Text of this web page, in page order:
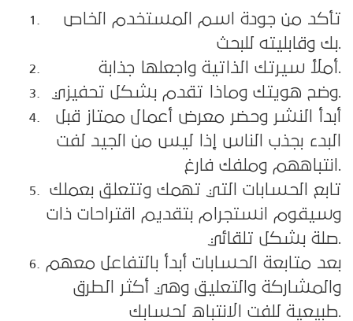
تأكد من جودة اسم المستخدم الخاص
بك وقابليته للبحث.
أملأ سيرتك الذاتية واجعلها جذابة.
وضح هويتك وماذا تقدم بشكل تحفيزي.
أبدأ النشر وحضر معرض أعمال ممتاز قبل
البدء بجذب الناس إذا ليس من الجيد لفت
انتباههم وملفك فارغ.
تابع الحسابات التي تهمك وتتعلق بعملك
وسيقوم انستجرام بتقديم اقتراحات ذات
صلة بشكل تلقائي.
بعد متابعة الحسابات أبدأ بالتفاعل معهم
والمشاركة والتعليق وهي أكثر الطرق
طبيعية للفت الانتباه لحسابك.